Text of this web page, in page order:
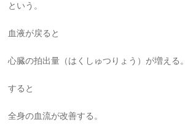
という。
血液が戻ると
心臓の拍出量（はくしゅつりょう）が増える。
すると
全身の血流が改善する。